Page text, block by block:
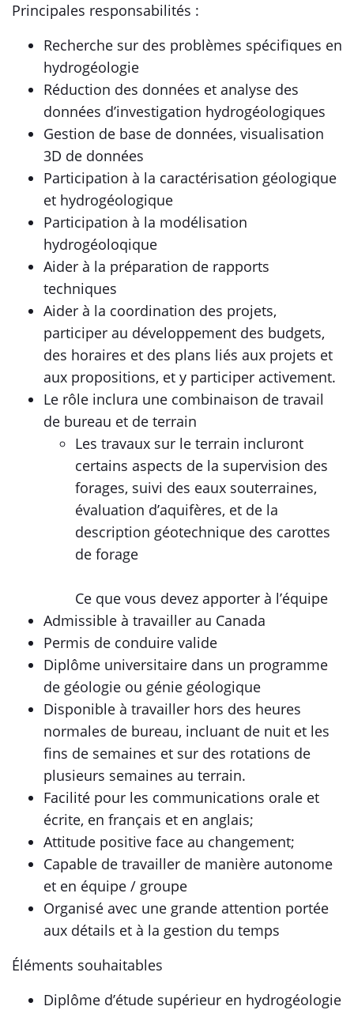
Principales responsabilités :
Recherche sur des problèmes spécifiques en
hydrogéologie
Réduction des données et analyse des
données d’investigation hydrogéologiques
Gestion de base de données, visualisation
3D de données
Participation à la caractérisation géologique
et hydrogéologique
Participation à la modélisation
hydrogéoloqique
Aider à la préparation de rapports
techniques
Aider à la coordination des projets,
participer au développement des budgets,
des horaires et des plans liés aux projets et
aux propositions, et y participer activement.
Le rôle inclura une combinaison de travail
de bureau et de terrain
Les travaux sur le terrain incluront
certains aspects de la supervision des
forages, suivi des eaux souterraines,
évaluation d’aquifères, et de la
description géotechnique des carottes
de forage
Ce que vous devez apporter à l’équipe
Admissible à travailler au Canada
Permis de conduire valide
Diplôme universitaire dans un programme
de géologie ou génie géologique
Disponible à travailler hors des heures
normales de bureau, incluant de nuit et les
fins de semaines et sur des rotations de
plusieurs semaines au terrain.
Facilité pour les communications orale et
écrite, en français et en anglais;
Attitude positive face au changement;
Capable de travailler de manière autonome
et en équipe / groupe
Organisé avec une grande attention portée
aux détails et à la gestion du temps
Éléments souhaitables
Diplôme d’étude supérieur en hydrogéologie